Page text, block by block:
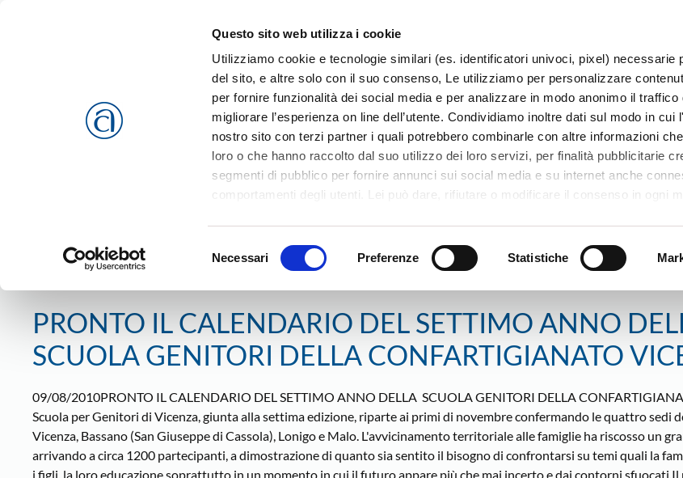
Questo sito web utilizza i cookie
Utilizziamo cookie e tecnologie similari (es. identificatori univoci, pixel) necessarie
del sito, e altre solo con il suo consenso, Le utilizziamo per personalizzare
per fornire funzionalità dei social media e per analizzare in modo anonimo il traffico
migliorare l’esperienza on line dell’utente. Condividiamo inoltre dati sul modo in cui
nostro sito con terzi partner i quali potrebbero combinarle con altre informazioni
loro o che hanno raccolto dal suo utilizzo dei loro servizi, per finalità pubblicitarie
segmenti di pubblico per fornire annunci sui social media e su internet anche
comportamenti degli utenti. Lei può dare, rifiutare o modificare il consenso in ogni
cookies che vengono usati e sulla loro condivisione con i terzi partner può leggere
del
Necessari Preferenze Statistiche
CHI SIAMO SERVIZI TERRITORIO SISTEMI E MESTIERI
PRONTO IL CALENDARIO DEL SETTIMO ANNO
SCUOLA GENITORI DELLA CONFARTIGIANATO
09/08/2010PRONTO IL CALENDARIO DEL SETTIMO ANNO DELLA SCUOLA GENITORI DELLA
Scuola per Genitori di Vicenza, giunta alla settima edizione, riparte ai primi di novembre confermando le quattro sedi
Vicenza, Bassano (San Giuseppe di Cassola), Lonigo e Malo. L'avvicinamento territoriale alle famiglie ha riscosso un
arrivando a circa 1200 partecipanti, a dimostrazione di quanto sia sentito il bisogno di confrontarsi su temi quali la
i figli, la loro educazione soprattutto in un momento in cui il futuro appare più che mai incerto e dai contorni